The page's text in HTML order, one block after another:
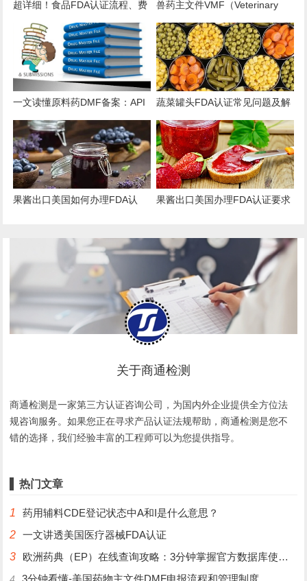
超详细！食品FDA认证流程、费
用、时效、误区解析
兽药主文件VMF（Veterinary
Master Files）注册办理指南
一文读懂原料药DMF备案：API
出口的“身份证”与“通行证”
蔬菜罐头FDA认证常见问题及解
决方案
果酱出口美国如何办理FDA认
果酱出口美国办理FDA认证要求
关于商通检测
商通检测是一家第三方认证咨询公司，为国内外企业提供全方位法
规咨询服务。如果您正在寻求产品认证法规帮助，商通检测是您不
错的选择，我们经验丰富的工程师可以为您提供指导。
热门文章
1
药用辅料CDE登记状态中A和I是什么意思？
2
一文讲透美国医疗器械FDA认证
3
欧洲药典（EP）在线查询攻略：3分钟掌握官方数据库使用技巧